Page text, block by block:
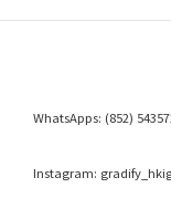
WhatsApps: (852)
Instagram: